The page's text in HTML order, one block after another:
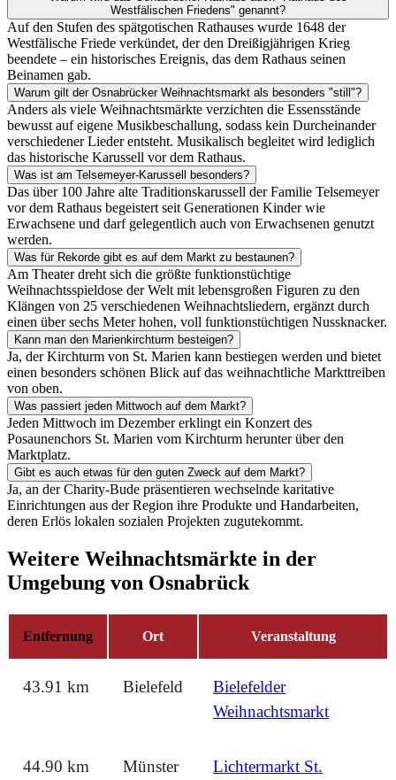
Westfälischen Friedens" genannt?
Auf den Stufen des spätgotischen Rathauses wurde 1648 der
Westfälische Friede verkündet, der den Dreißigjährigen Krieg
beendete – ein historisches Ereignis, das dem Rathaus seinen
Beinamen gab.
Warum gilt der Osnabrücker Weihnachtsmarkt als besonders "still"?
Anders als viele Weihnachtsmärkte verzichten die Essensstände
bewusst auf eigene Musikbeschallung, sodass kein Durcheinander
verschiedener Lieder entsteht. Musikalisch begleitet wird lediglich
das historische Karussell vor dem Rathaus.
Was ist am Telsemeyer-Karussell besonders?
Das über 100 Jahre alte Traditionskarussell der Familie Telsemeyer
vor dem Rathaus begeistert seit Generationen Kinder wie
Erwachsene und darf gelegentlich auch von Erwachsenen genutzt
werden.
Was für Rekorde gibt es auf dem Markt zu bestaunen?
Am Theater dreht sich die größte funktionstüchtige
Weihnachtsspieldose der Welt mit lebensgroßen Figuren zu den
Klängen von 25 verschiedenen Weihnachtsliedern, ergänzt durch
einen über sechs Meter hohen, voll funktionstüchtigen Nussknacker.
Kann man den Marienkirchturm besteigen?
Ja, der Kirchturm von St. Marien kann bestiegen werden und bietet
einen besonders schönen Blick auf das weihnachtliche Markttreiben
von oben.
Was passiert jeden Mittwoch auf dem Markt?
Jeden Mittwoch im Dezember erklingt ein Konzert des
Posaunenchors St. Marien vom Kirchturm herunter über den
Marktplatz.
Gibt es auch etwas für den guten Zweck auf dem Markt?
Ja, an der Charity-Bude präsentieren wechselnde karitative
Einrichtungen aus der Region ihre Produkte und Handarbeiten,
deren Erlös lokalen sozialen Projekten zugutekommt.
Weitere Weihnachtsmärkte in der
Umgebung von Osnabrück
Entfernung Ort Veranstaltung
43.91 km Bielefeld
Bielefelder
Weihnachtsmarkt
44.90 km Münster
Lichtermarkt St.